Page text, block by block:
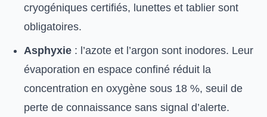
cryogéniques certifiés, lunettes et tablier sont
obligatoires.
Asphyxie : l’azote et l’argon sont inodores. Leur
évaporation en espace confiné réduit la
concentration en oxygène sous 18 %, seuil de
perte de connaissance sans signal d’alerte.